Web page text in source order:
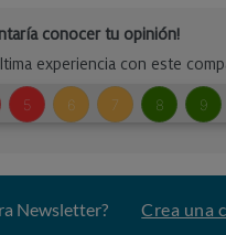
Newsletter? Crea una